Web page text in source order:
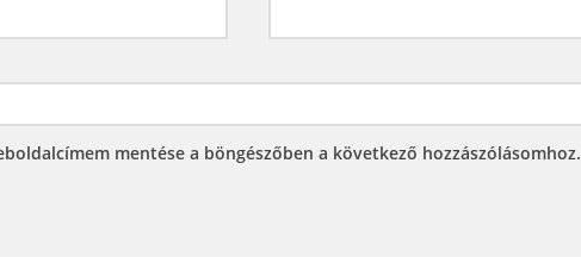
mentése a böngészőben a következő hozzászólásomhoz.